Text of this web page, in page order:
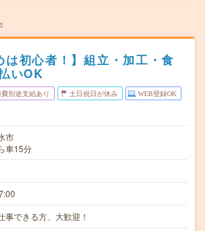
は初心者！】組立・加工・食
いOK
費別途支給あり 土日祝日が休み WEB登録OK
市
車15分
事できる方、大歓迎！